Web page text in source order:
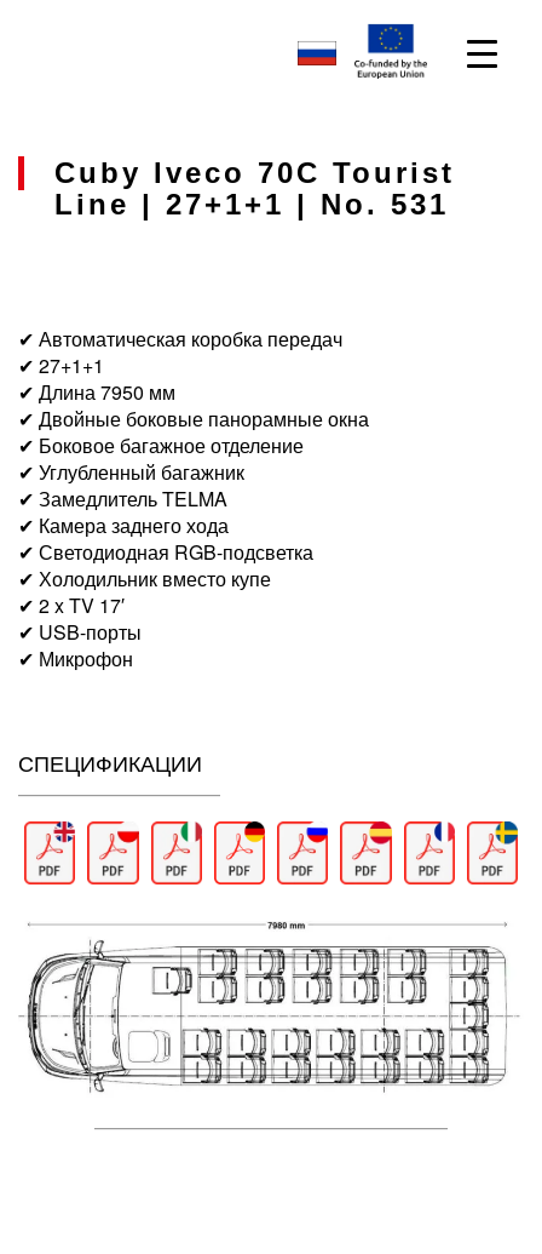
Cuby Iveco 70C Tourist
Line | 27+1+1 | No. 531
✔ Автоматическая коробка передач
✔ 27+1+1
✔ Длина 7950 мм
✔ Двойные боковые панорамные окна
✔ Боковое багажное отделение
✔ Углубленный багажник
✔ Замедлитель TELMA
✔ Камера заднего хода
✔ Светодиодная RGB-подсветка
✔ Холодильник вместо купе
✔ 2 x TV 17′
✔ USB-порты
✔ Микрофон
СПЕЦИФИКАЦИИ